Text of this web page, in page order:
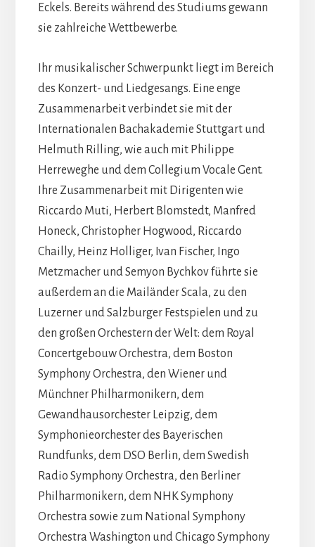
Eckels. Bereits während des Studiums gewann
sie zahlreiche Wettbewerbe.
Ihr musikalischer Schwerpunkt liegt im Bereich
des Konzert- und Liedgesangs. Eine enge
Zusammenarbeit verbindet sie mit der
Internationalen Bachakademie Stuttgart und
Helmuth Rilling, wie auch mit Philippe
Herreweghe und dem Collegium Vocale Gent.
Ihre Zusammenarbeit mit Dirigenten wie
Riccardo Muti, Herbert Blomstedt, Manfred
Honeck, Christopher Hogwood, Riccardo
Chailly, Heinz Holliger, Ivan Fischer, Ingo
Metzmacher und Semyon Bychkov führte sie
außerdem an die Mailänder Scala, zu den
Luzerner und Salzburger Festspielen und zu
den großen Orchestern der Welt: dem Royal
Concertgebouw Orchestra, dem Boston
Symphony Orchestra, den Wiener und
Münchner Philharmonikern, dem
Gewandhausorchester Leipzig, dem
Symphonieorchester des Bayerischen
Rundfunks, dem DSO Berlin, dem Swedish
Radio Symphony Orchestra, den Berliner
Philharmonikern, dem NHK Symphony
Orchestra sowie zum National Symphony
Orchestra Washington und Chicago Symphony